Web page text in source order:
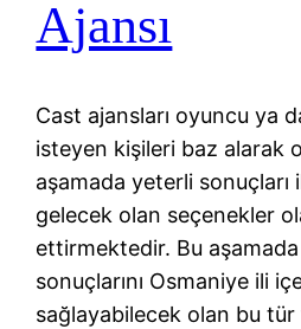
Ajansı
Cast ajansları oyuncu ya
isteyen kişileri baz alarak
aşamada yeterli sonuçları
gelecek olan seçenekler
ettirmektedir. Bu
sonuçlarını Osmaniye ili
sağlayabilecek olan bu